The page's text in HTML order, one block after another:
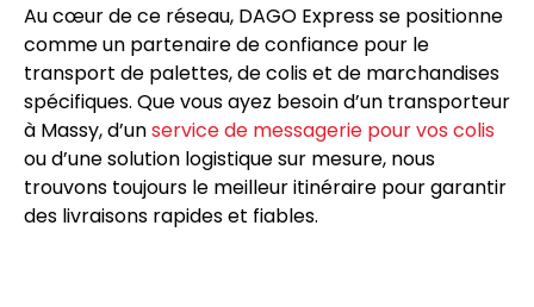
Au cœur de ce réseau, DAGO Express se positionne
comme un partenaire de confiance pour le
transport de palettes, de colis et de marchandises
spécifiques. Que vous ayez besoin d’un transporteur
à Massy, d’unservice de messagerie pour vos colis
ou d’une solution logistique sur mesure, nous
trouvons toujours le meilleur itinéraire pour garantir
des livraisons rapides et fiables.